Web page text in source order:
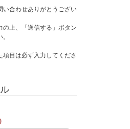
い合わせありがとうござい
の上、「送信する」ボタン
項目は必ず入力してくださ